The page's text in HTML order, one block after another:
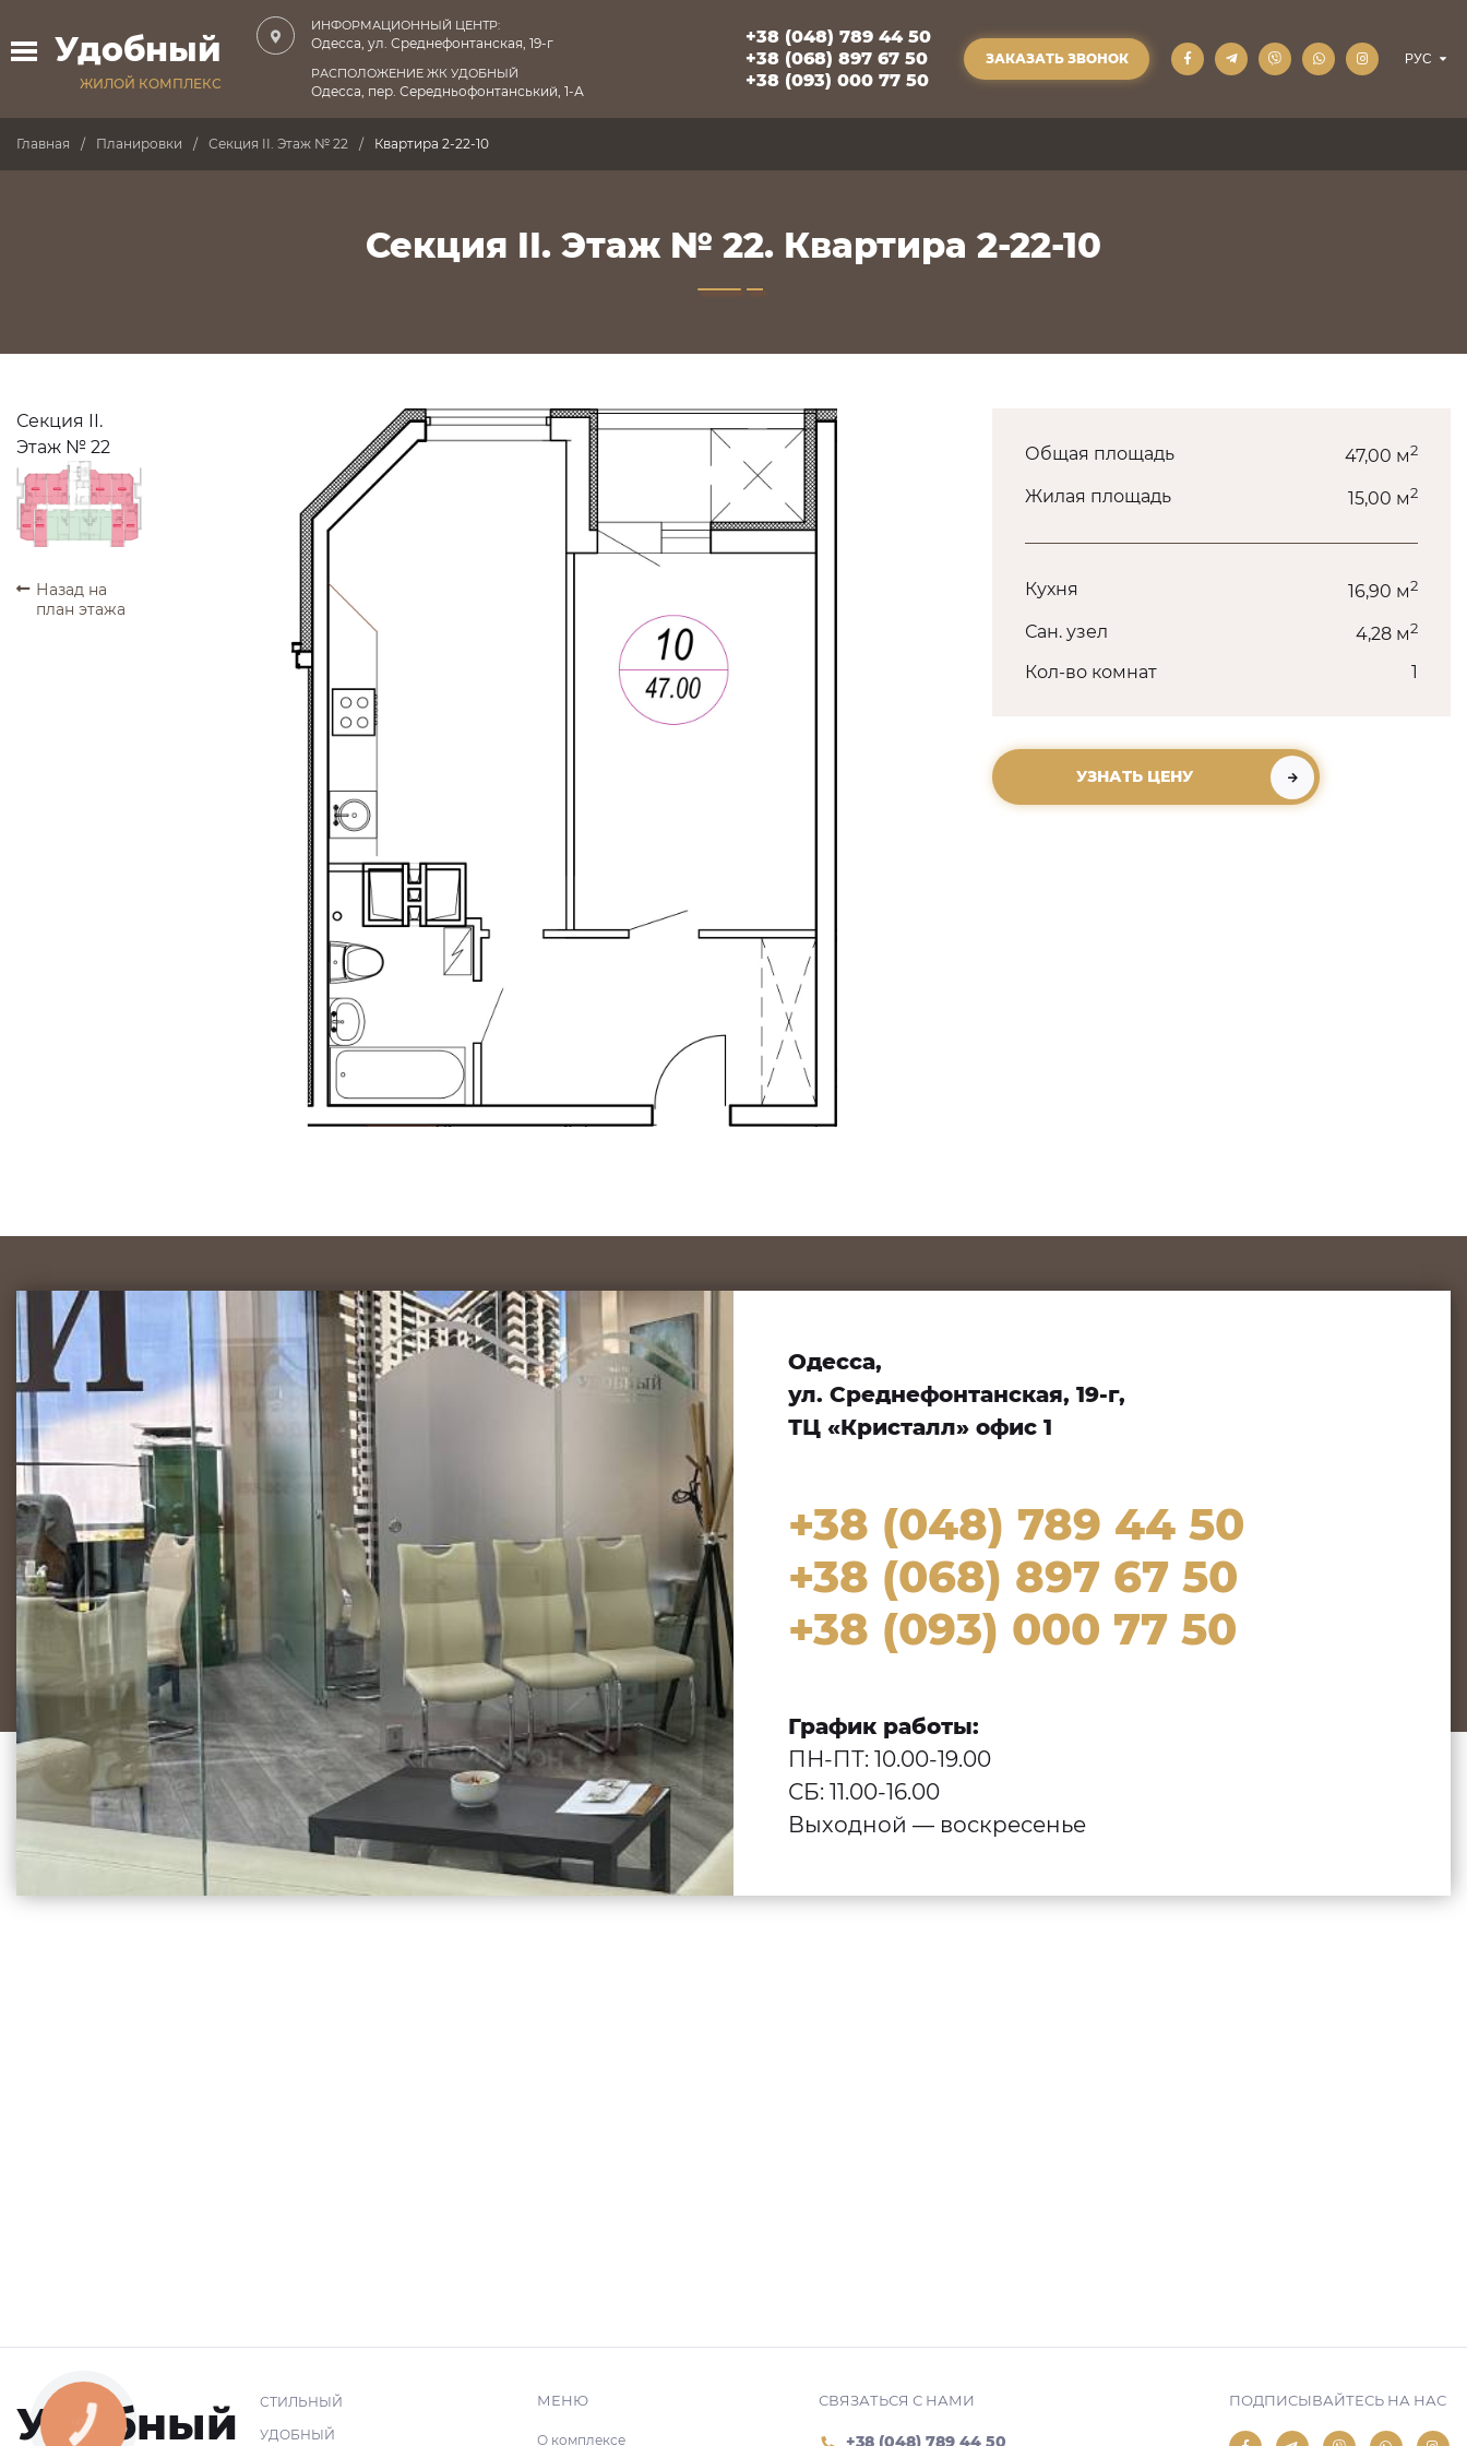
Удобный
ЖИЛОЙ КОМПЛЕКС
ИНФОРМАЦИОННЫЙ ЦЕНТР:
Одесса, ул. Среднефонтанская, 19-г
РАСПОЛОЖЕНИЕ ЖК УДОБНЫЙ
Одесса, пер. Середньофонтанський, 1-А
+38 (048) 789 44 50
+38 (068) 897 67 50
+38 (093) 000 77 50
ЗАКАЗАТЬ ЗВОНОК
Главная Планировки Секция II. Этаж № 22 Квартира 2-22-10
Секция II. Этаж № 22. Квартира 2-22-10
Секция II.
Этаж № 22
ПРОДАНО
ПРОДАНО
ПРОДАНО
ПРОДАНО
Назад на
план этажа
Общая площадь 47,00 м2
Жилая площадь 15,00 м2
Кухня 16,90 м2
Сан. узел 4,28 м2
Кол-во комнат 1
УЗНАТЬ ЦЕНУ
Одесса,
ул. Среднефонтанская, 19-г,
ТЦ «Кристалл» офис 1
+38 (048) 789 44 50
+38 (068) 897 67 50
+38 (093) 000 77 50
График работы:
ПН-ПТ: 10.00-19.00
СБ: 11.00-16.00
Выходной — воскресенье
Удобный
СТИЛЬНЫЙ
УДОБНЫЙ
МЕНЮ
О комплексе
СВЯЗАТЬСЯ С НАМИ ПОДПИСЫВАЙТЕСЬ НА НАС